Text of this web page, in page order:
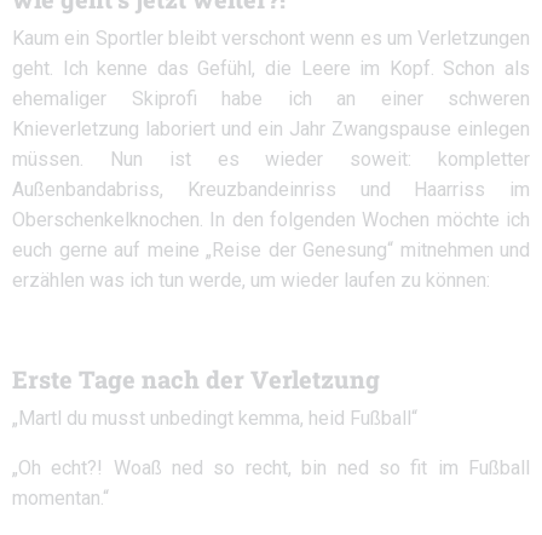
Kaum ein Sportler bleibt verschont wenn es um Verletzungen
geht. Ich kenne das Gefühl, die Leere im Kopf. Schon als
ehemaliger Skiprofi habe ich an einer schweren
Knieverletzung laboriert und ein Jahr Zwangspause einlegen
müssen. Nun ist es wieder soweit: kompletter
Außenbandabriss, Kreuzbandeinriss und Haarriss im
Oberschenkelknochen. In den folgenden Wochen möchte ich
euch gerne auf meine „Reise der Genesung“ mitnehmen und
erzählen was ich tun werde, um wieder laufen zu können:
Erste Tage nach der Verletzung
„Martl du musst unbedingt kemma, heid Fußball“
„Oh echt?! Woaß ned so recht, bin ned so fit im Fußball
momentan.“